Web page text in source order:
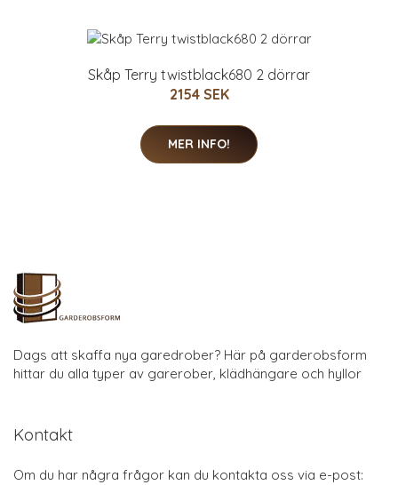
Skåp Terry twistblack680 2 dörrar
2154 SEK
MER INFO!
Dags att skaffa nya garedrober? Här på garderobsform
hittar du alla typer av garerober, klädhängare och hyllor
Kontakt
Om du har några frågor kan du kontakta oss via e-post: